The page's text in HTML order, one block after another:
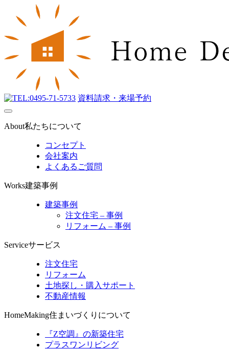
0495-71-5733 資料請求・来場予約
About私たちについて
コンセプト
会社案内
よくあるご質問
Works建築事例
建築事例
注文住宅 – 事例
リフォーム – 事例
Serviceサービス
注文住宅
リフォーム
土地探し・購入サポート
不動産情報
HomeMaking住まいづくりについて
『Z空調』の新築住宅
プラスワンリビング